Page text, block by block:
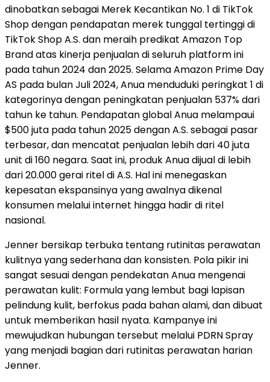
dinobatkan sebagai Merek Kecantikan No. 1 di TikTok
Shop dengan pendapatan merek tunggal tertinggi di
TikTok Shop A.S. dan meraih predikat Amazon Top
Brand atas kinerja penjualan di seluruh platform ini
pada tahun 2024 dan 2025. Selama Amazon Prime Day
AS pada bulan Juli 2024, Anua menduduki peringkat 1 di
kategorinya dengan peningkatan penjualan 537% dari
tahun ke tahun. Pendapatan global Anua melampaui
$500 juta pada tahun 2025 dengan A.S. sebagai pasar
terbesar, dan mencatat penjualan lebih dari 40 juta
unit di 160 negara. Saat ini, produk Anua dijual di lebih
dari 20.000 gerai ritel di A.S. Hal ini menegaskan
kepesatan ekspansinya yang awalnya dikenal
konsumen melalui internet hingga hadir di ritel
nasional.
Jenner bersikap terbuka tentang rutinitas perawatan
kulitnya yang sederhana dan konsisten. Pola pikir ini
sangat sesuai dengan pendekatan Anua mengenai
perawatan kulit: Formula yang lembut bagi lapisan
pelindung kulit, berfokus pada bahan alami, dan dibuat
untuk memberikan hasil nyata. Kampanye ini
mewujudkan hubungan tersebut melalui PDRN Spray
yang menjadi bagian dari rutinitas perawatan harian
Jenner.